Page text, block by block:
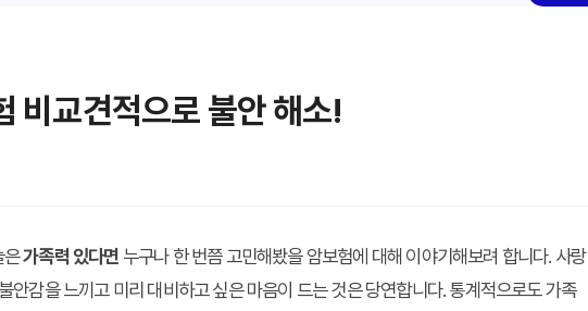
비교견적으로 불안 해소!
은가족력 있다면 누구나 한 번쯤 고민해봤을 암보험에 대해 이야기해보려 합니다. 사랑
안감을 느끼고 미리 대비하고 싶은 마음이 드는 것은 당연합니다. 통계적으로도 가족